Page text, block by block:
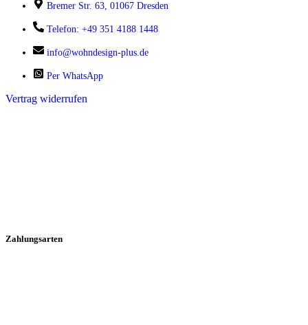
Bremer Str. 63, 01067 Dresden
Telefon: +49 351 4188 1448
info@wohndesign-plus.de
Per WhatsApp
Vertrag widerrufen
Zahlungsarten